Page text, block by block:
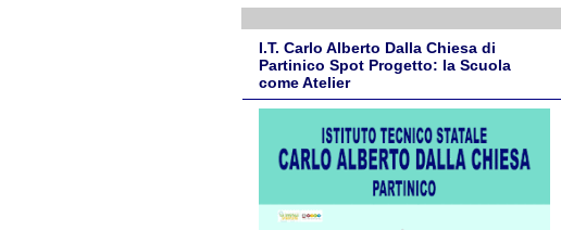
I.T. Carlo Alberto Dalla Chiesa di
Partinico Spot Progetto: la Scuola
come Atelier